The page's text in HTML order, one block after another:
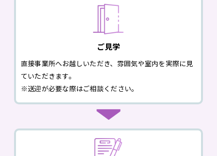
ご見学
直接事業所へお越しいただき、雰囲気や室内を実際に見
ていただきます。
※送迎が必要な際はご相談ください。